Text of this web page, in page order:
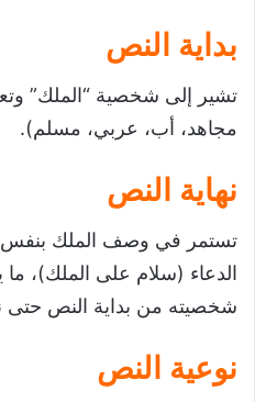
بداية النص
تشير إلى شخصية “الملك”
مجاهد، أب، عربي، مسلم).
نهاية النص
تستمر في وصف الملك بنفس
الدعاء (سلام على الملك)،
شخصيته من بداية النص حتى
نوعية النص